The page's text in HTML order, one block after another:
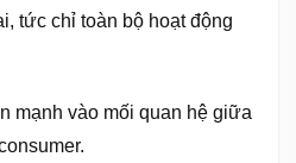
tức chỉ toàn bộ hoạt động
mạnh vào mối quan hệ giữa